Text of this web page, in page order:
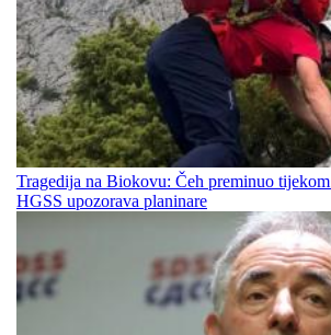
Tragedija na Biokovu: Čeh preminuo
HGSS upozorava planinare